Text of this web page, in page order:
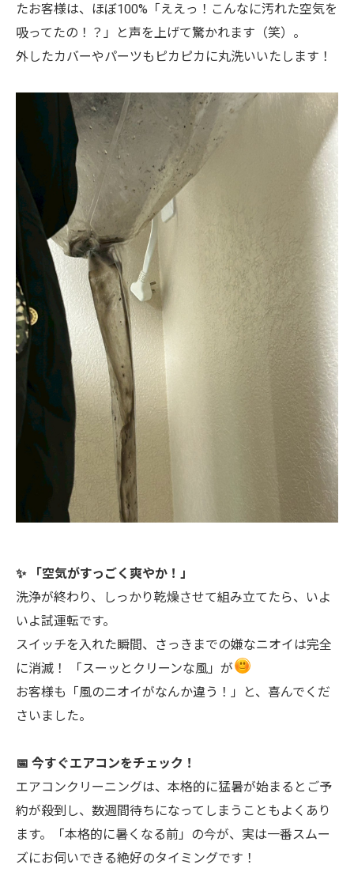
たお客様は、ほぼ100%「ええっ！こんなに汚れた空気を
吸ってたの！？」と声を上げて驚かれます（笑）。
外したカバーやパーツもピカピカに丸洗いいたします！
✨ 「空気がすっごく爽やか！」
洗浄が終わり、しっかり乾燥させて組み立てたら、いよ
いよ試運転です。
スイッチを入れた瞬間、さっきまでの嫌なニオイは完全
に消滅！ 「スーッとクリーンな風」が
お客様も「風のニオイがなんか違う！」と、喜んでくだ
さいました。
📅 今すぐエアコンをチェック！
エアコンクリーニングは、本格的に猛暑が始まるとご予
約が殺到し、数週間待ちになってしまうこともよくあり
ます。「本格的に暑くなる前」の今が、実は一番スムー
ズにお伺いできる絶好のタイミングです！